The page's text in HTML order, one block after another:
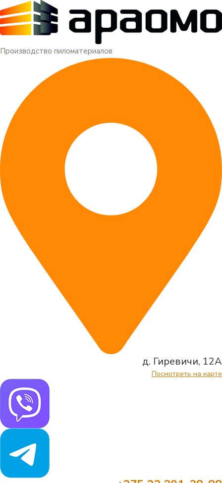
Производство пиломатериалов
д. Гиревичи, 12А
Посмотреть на карте
Меню
Перейти
к
содержимому